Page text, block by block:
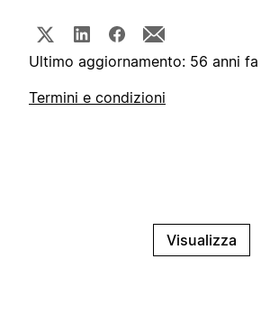
Ultimo aggiornamento: 56 anni fa
Termini e condizioni
Visualizza